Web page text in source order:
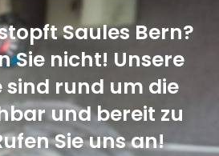
Saules Bern?
Sie nicht! Unsere
sind rund um die
und bereit zu
Sie uns an!